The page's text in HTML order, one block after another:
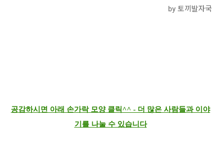
by 토끼발자국
공감하시면 아래 손가락 모양 클릭^^ - 더 많은 사람들과 이야
기를 나눌 수 있습니다